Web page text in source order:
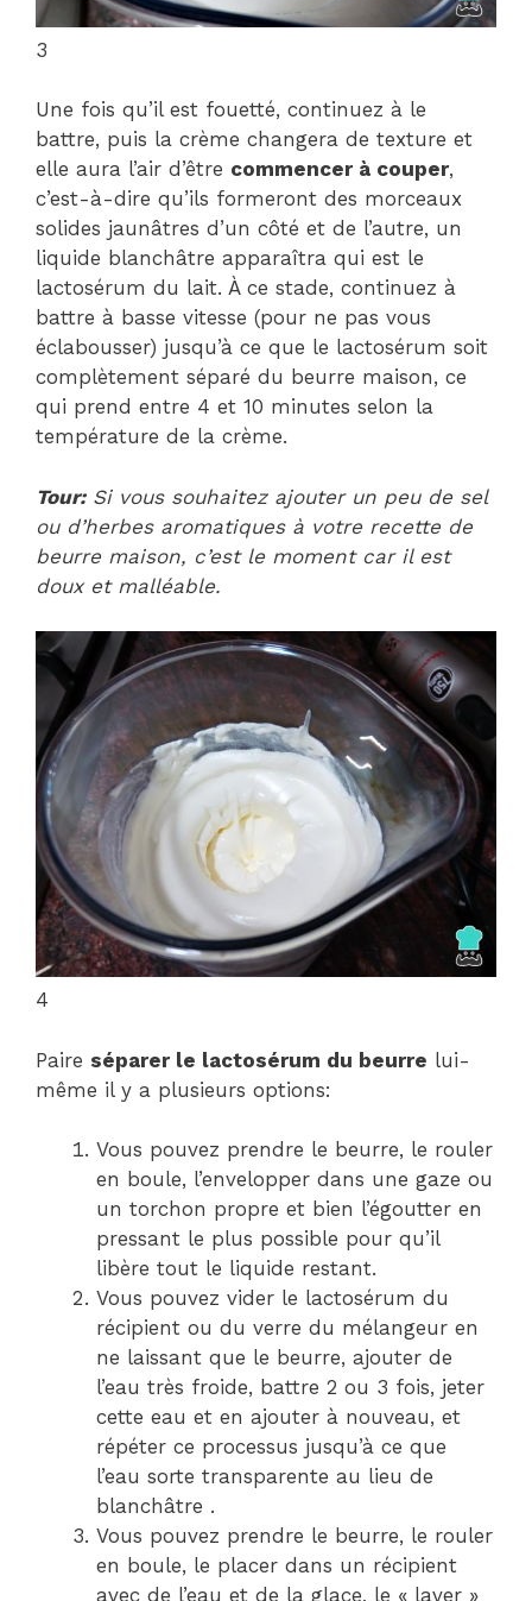
3
Une fois qu’il est fouetté, continuez à le
battre, puis la crème changera de texture et
elle aura l’air d’être commencer à couper,
c’est-à-dire qu’ils formeront des morceaux
solides jaunâtres d’un côté et de l’autre, un
liquide blanchâtre apparaîtra qui est le
lactosérum du lait. À ce stade, continuez à
battre à basse vitesse (pour ne pas vous
éclabousser) jusqu’à ce que le lactosérum soit
complètement séparé du beurre maison, ce
qui prend entre 4 et 10 minutes selon la
température de la crème.
Tour:Si vous souhaitez ajouter un peu de sel
ou d’herbes aromatiques à votre recette de
beurre maison, c’est le moment car il est
doux et malléable.
4
Paire séparer le lactosérum du beurre lui-
même il y a plusieurs options:
Vous pouvez prendre le beurre, le rouler
en boule, l’envelopper dans une gaze ou
un torchon propre et bien l’égoutter en
pressant le plus possible pour qu’il
libère tout le liquide restant.
Vous pouvez vider le lactosérum du
récipient ou du verre du mélangeur en
ne laissant que le beurre, ajouter de
l’eau très froide, battre 2 ou 3 fois, jeter
cette eau et en ajouter à nouveau, et
répéter ce processus jusqu’à ce que
l’eau sorte transparente au lieu de
blanchâtre .
Vous pouvez prendre le beurre, le rouler
en boule, le placer dans un récipient
avec de l’eau et de la glace, le « laver »